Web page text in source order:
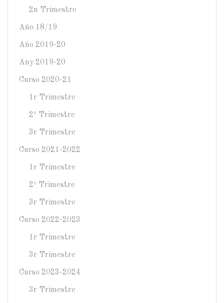
2n Trimestre
Año 18/19
Año 2019-20
Any 2019-20
Curso 2020-21
1r Trimestre
2º Trimestre
3r Trimestre
Curso 2021-2022
1r Trimestre
2º Trimestre
3r Trimestre
Curso 2022-2023
1r Trimestre
3r Trimestre
Curso 2023-2024
3r Trimestre